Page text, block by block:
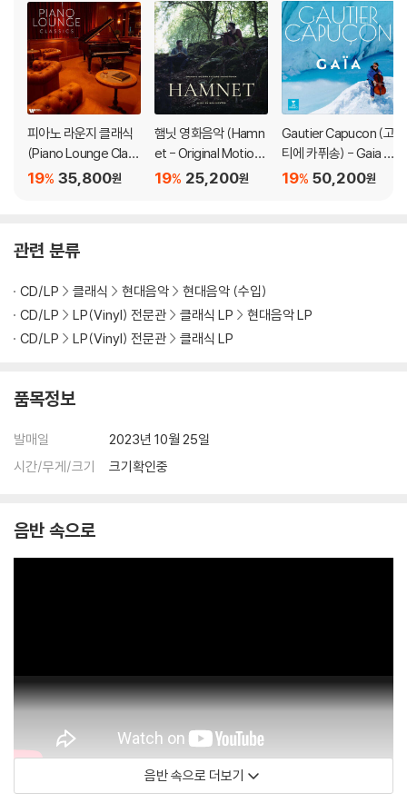
1) 컬러 디스크는 웹 이미지와 실제 색상이 차이가 날 수 있습니다.
2) 컬러 디스크의 특성상 제작 공정시 앨범마다 색상 차이가 나는 경우도
있습니다.
3) 컬러 디스크는 제작 과정에서 다른 색상 염료가 섞여 얼룩과 번짐, 반점
※ 반품/교환 안내
1) 불량으로 인한 반품/교환 요청 시에는 불량 확인을 위해 개봉 시의 동영
관련 사진과 동영상 및 재생 기기 모델명을 첨부하여 첨부하여 고객센터에
2) LP는 잦은 배송 과정에서 재킷에 손상이 발생할 가능성이 높고 재판매
가 어려우므로 신중한 구매를 부탁드립니다.
피아노 라운지 클래식
(Piano Lounge Clas
sics) [LP]35,800원
19%
햄닛 영화음악 (Hamn
et - Original Motion
Picture Soundtrack
25,200원
19%
Gautier Capucon (고
티에 카퓌송) - Gaia [L
P]
50,200원
19%
관련 분류
CD/LP 클래식 현대음악
현대음악 (수입)
CD/LP
LP(Vinyl) 전문관 클래식 LP
현대음악 LP
CD/LP
LP(Vinyl) 전문관 클래식 LP
품목정보
발매일
2023년 10월 25일
시간/무게/크기
크기확인중
음반 속으로
음반 속으로 더보기